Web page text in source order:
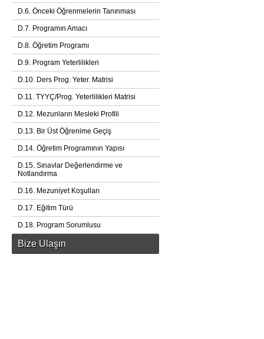
D.6. Önceki Öğrenmelerin Tanınması
D.7. Programın Amacı
D.8. Öğretim Programı
D.9. Program Yeterlilikleri
D.10. Ders Prog. Yeter. Matrisi
D.11. TYYÇ/Prog. Yeterlilikleri Matrisi
D.12. Mezunların Mesleki Profili
D.13. Bir Üst Öğrenime Geçiş
D.14. Öğretim Programının Yapısı
D.15. Sınavlar Değerlendirme ve
Notlandırma
D.16. Mezuniyet Koşulları
D.17. Eğitim Türü
D.18. Program Sorumlusu
Bize Ulaşın